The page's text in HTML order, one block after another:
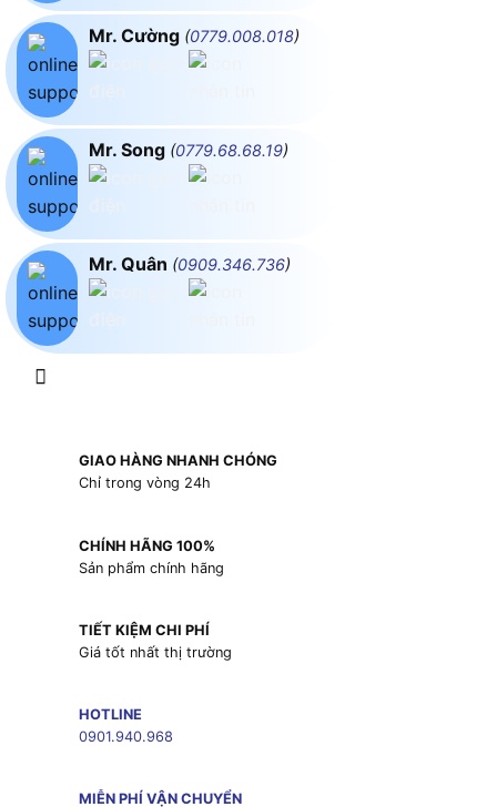
Mr. Cường (0779.008.018)
Mr. Song (0779.68.68.19)
Mr. Quân (0909.346.736)
GIAO HÀNG NHANH CHÓNG
Chỉ trong vòng 24h
CHÍNH HÃNG 100%
Sản phẩm chính hãng
TIẾT KIỆM CHI PHÍ
Giá tốt nhất thị trường
HOTLINE
0901.940.968
MIỄN PHÍ VẬN CHUYỂN